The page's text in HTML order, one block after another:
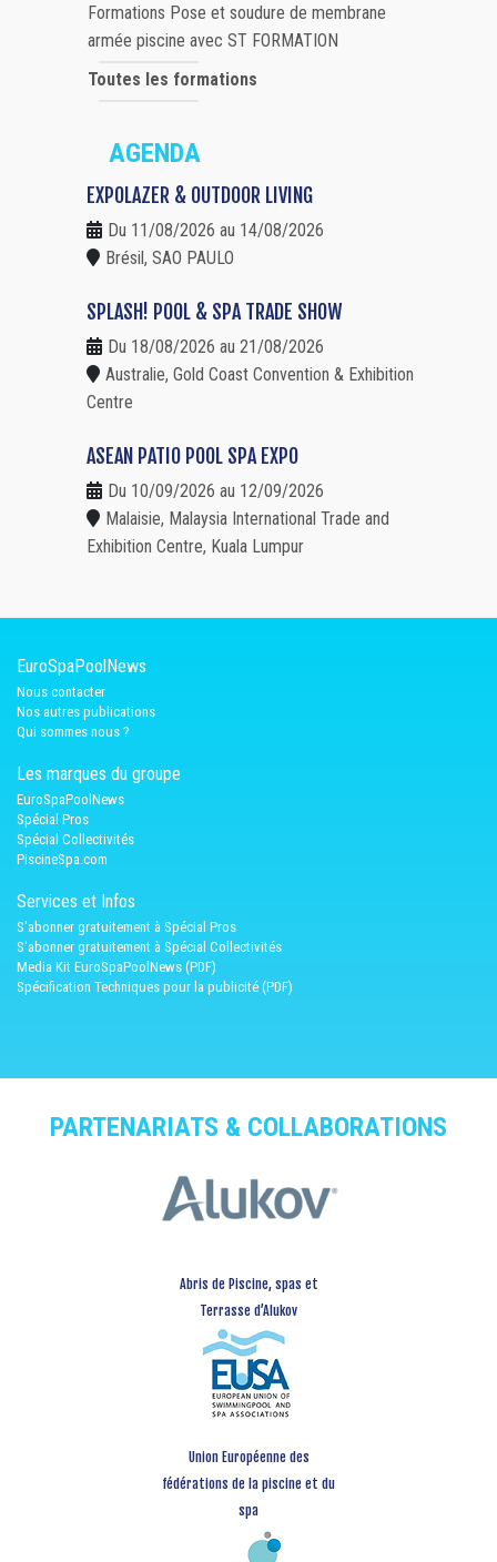
Formations Pose et soudure de membrane
armée piscine avec ST FORMATION
Toutes les formations
AGENDA
EXPOLAZER & OUTDOOR LIVING
Du 11/08/2026 au 14/08/2026
Brésil, SAO PAULO
SPLASH! POOL & SPA TRADE SHOW
Du 18/08/2026 au 21/08/2026
Australie, Gold Coast Convention & Exhibition
Centre
ASEAN PATIO POOL SPA EXPO
Du 10/09/2026 au 12/09/2026
Malaisie, Malaysia International Trade and
Exhibition Centre, Kuala Lumpur
EuroSpaPoolNews
Nous contacter
Nos autres publications
Qui sommes nous ?
Les marques du groupe
EuroSpaPoolNews
Spécial Pros
Spécial Collectivités
PiscineSpa.com
Services et Infos
S'abonner gratuitement à Spécial Pros
S'abonner gratuitement à Spécial Collectivités
Media Kit EuroSpaPoolNews (PDF)
Spécification Techniques pour la publicité (PDF)
PARTENARIATS & COLLABORATIONS
Abris de Piscine, spas et
Terrasse d’Alukov
Union Européenne des
fédérations de la piscine et du
spa